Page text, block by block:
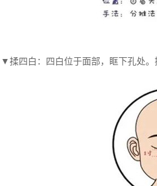
▼揉四白： 四白位于面部，眶下孔处